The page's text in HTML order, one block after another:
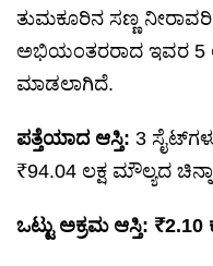
ತುಮಕೂರಿನ ಸಣ್ಣ
ಅಭಿಯಂತರರಾದ ಇವರ 5
ಮಾಡಲಾಗಿದೆ.
ಪತ್ತೆಯಾದ ಆಸ್ತಿ: 3
₹94.04 ಲಕ್ಷ ಮೌಲ್ಯದ
ಒಟ್ಟು ಅಕ್ರಮ ಆಸ್ತಿ: